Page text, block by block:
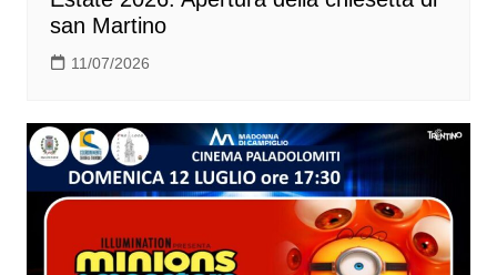
san Martino
11/07/2026